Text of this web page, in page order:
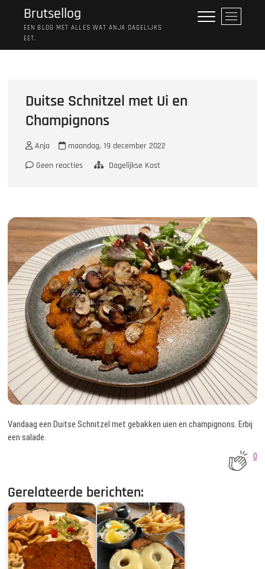
Brutsellog
EEN BLOG MET ALLES WAT ANJA DAGELIJKS
EET.
M
e
Duitse Schnitzel met Ui en
Champignons
Anja
maandag, 19 december 2022
Geen reacties
Dagelijkse Kost
Vandaag een Duitse Schnitzel met gebakken uien en champignons. Erbij
een salade.
0
Gerelateerde berichten: